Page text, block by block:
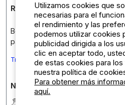
Respuesta del
Bonjour, nous sommes ravis que
passé. Nous essaierons de faire
Traduce el comentario a Español
Notas detalladas sobre el
Utilizamos cookies que
necesarias para el
el rendimiento y las
podemos utilizar cookies
publicidad dirigida a los
clic en aceptar todo,
de estas cookies para
nuestra política de
Para obtener más
aquí.